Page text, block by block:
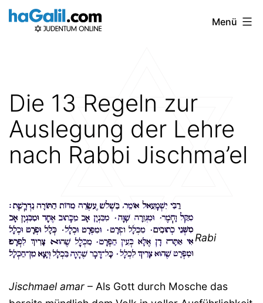
Zum
Inhalt
Menü
Die 13 Regeln zur
Auslegung der Lehre
nach Rabbi Jischma’el
Rabi
Jischmael amar – Als Gott durch Mosche das